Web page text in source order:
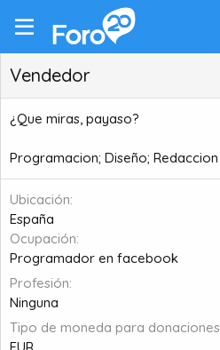
Vendedor
¿Que miras, payaso?
Programacion; Diseño; Redaccion
Ubicación
España
Ocupación
Programador en facebook
Profesión
Ninguna
Tipo de moneda para donaciones